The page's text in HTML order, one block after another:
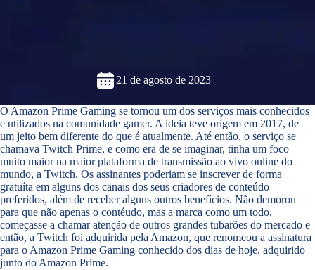
21 de agosto de 2023
O Amazon Prime Gaming se tornou um dos serviços mais conhecidos
e utilizados na comunidade gamer. A ideia teve origem em 2017, de
um jeito bem diferente do que é atualmente. Até então, o serviço se
chamava Twitch Prime, e como era de se imaginar, tinha um foco
muito maior na maior plataforma de transmissão ao vivo online do
mundo, a Twitch. Os assinantes poderiam se inscrever de forma
gratuíta em alguns dos canais dos seus criadores de conteúdo
preferidos, além de receber alguns outros benefícios. Não demorou
para que não apenas o contéudo, mas a marca como um todo,
começasse a chamar atenção de outros grandes tubarões do mercado e
então, a Twitch foi adquirida pela Amazon, que renomeou a assinatura
para o Amazon Prime Gaming conhecido dos dias de hoje, adquirido
junto do Amazon Prime.